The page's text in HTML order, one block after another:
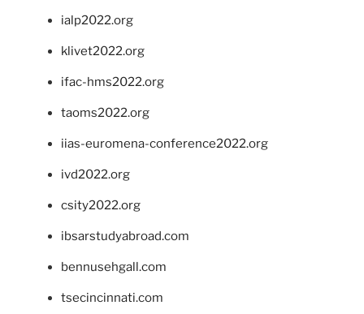
ialp2022.org
klivet2022.org
ifac-hms2022.org
taoms2022.org
iias-euromena-conference2022.org
ivd2022.org
csity2022.org
ibsarstudyabroad.com
bennusehgall.com
tsecincinnati.com